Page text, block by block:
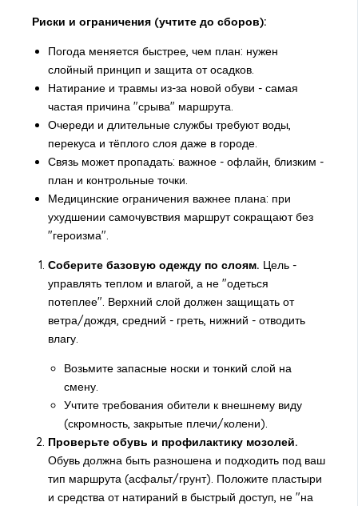
Риски и ограничения (учтите до сборов):
Погода меняется быстрее, чем план: нужен
слойный принцип и защита от осадков.
Натирание и травмы из-за новой обуви - самая
частая причина "срыва" маршрута.
Очереди и длительные службы требуют воды,
перекуса и тёплого слоя даже в городе.
Связь может пропадать: важное - офлайн, близким -
план и контрольные точки.
Медицинские ограничения важнее плана: при
ухудшении самочувствия маршрут сокращают без
"героизма".
Соберите базовую одежду по слоям. Цель -
управлять теплом и влагой, а не "одеться
потеплее". Верхний слой должен защищать от
ветра/дождя, средний - греть, нижний - отводить
влагу.
Возьмите запасные носки и тонкий слой на
смену.
Учтите требования обители к внешнему виду
(скромность, закрытые плечи/колени).
Проверьте обувь и профилактику мозолей.
Обувь должна быть разношена и подходить под ваш
тип маршрута (асфальт/грунт). Положите пластыри
и средства от натираний в быстрый доступ, не "на